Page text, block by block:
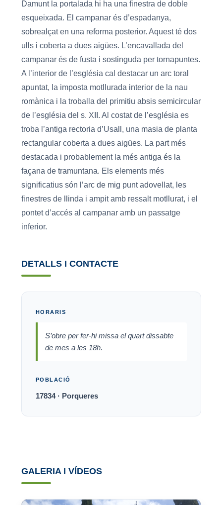
Damunt la portalada hi ha una finestra de doble
esqueixada. El campanar és d’espadanya,
sobrealçat en una reforma posterior. Aquest té dos
ulls i coberta a dues aigües. L’encavallada del
campanar és de fusta i sostinguda per tornapuntes.
A l’interior de l’església cal destacar un arc toral
apuntat, la imposta motllurada interior de la nau
romànica i la troballa del primitiu absis semicircular
de l’església del s. XII. Al costat de l’església es
troba l’antiga rectoria d’Usall, una masia de planta
rectangular coberta a dues aigües. La part més
destacada i probablement la més antiga és la
façana de tramuntana. Els elements més
significatius són l’arc de mig punt adovellat, les
finestres de llinda i ampit amb ressalt motllurat, i el
pontet d’accés al campanar amb un passatge
inferior.
DETALLS I CONTACTE
HORARIS
S’obre per fer-hi missa el quart dissabte
de mes a les 18h.
POBLACIÓ
17834 · Porqueres
GALERIA I VÍDEOS